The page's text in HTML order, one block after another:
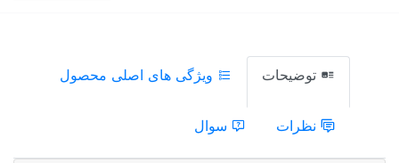
توضیحات ویژگی های اصلی محصول
نظرات سوال